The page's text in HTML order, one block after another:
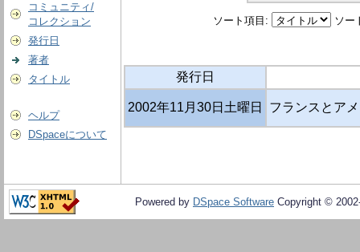
コミュニティ/
コレクション
発行日
著者
タイトル
ヘルプ
DSpaceについて
ソート項目: ソー
発行日
2002年11月30日土曜日 フランスとア
Powered by DSpace Software Copyright ©